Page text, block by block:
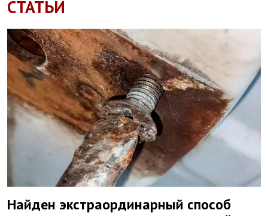
СТАТЬИ
Найден экстраординарный способ